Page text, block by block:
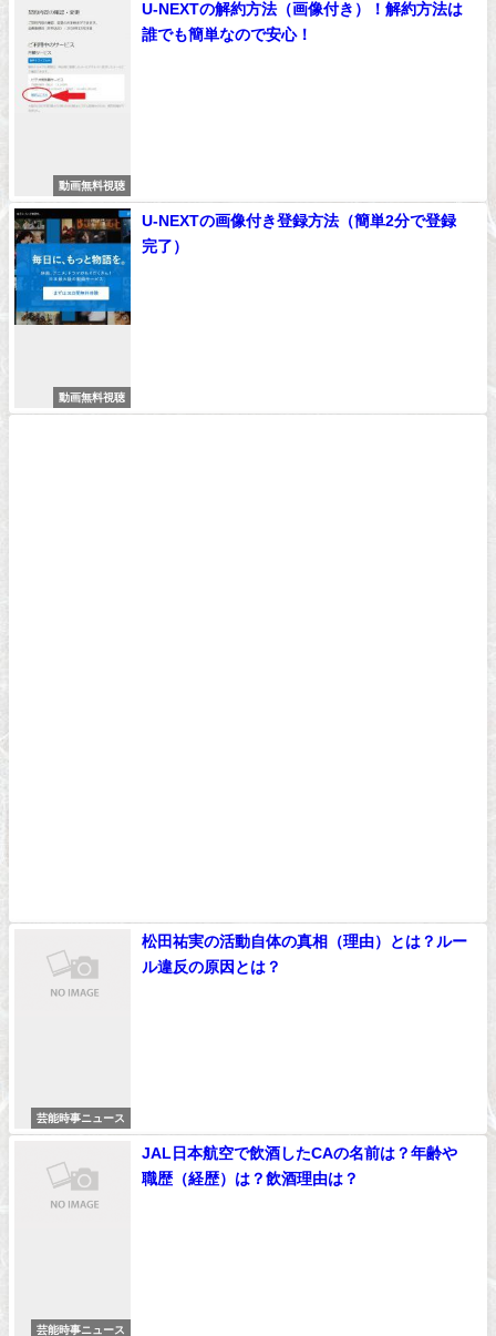
動画無料視聴
U-NEXTの解約方法（画像付き）！解約方法は
誰でも簡単なので安心！
動画無料視聴
U-NEXTの画像付き登録方法（簡単2分で登録
完了）
芸能時事ニュース
松田祐実の活動自体の真相（理由）とは？ルー
ル違反の原因とは？
芸能時事ニュース
JAL日本航空で飲酒したCAの名前は？年齢や
職歴（経歴）は？飲酒理由は？